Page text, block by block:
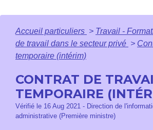
Accueil particuliers > Travail -
de travail dans le secteur privé >
temporaire (intérim)
CONTRAT DE
TEMPORAIRE
Vérifié le 16 Aug 2021 - Direction de
administrative (Première ministre)